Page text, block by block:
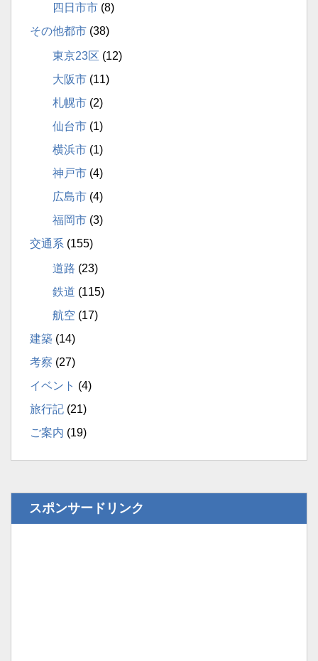
四日市市 (8)
その他都市 (38)
東京23区 (12)
大阪市 (11)
札幌市 (2)
仙台市 (1)
横浜市 (1)
神戸市 (4)
広島市 (4)
福岡市 (3)
交通系 (155)
道路 (23)
鉄道 (115)
航空 (17)
建築 (14)
考察 (27)
イベント (4)
旅行記 (21)
ご案内 (19)
スポンサードリンク